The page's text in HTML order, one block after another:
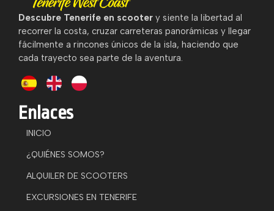
Descubre Tenerife en scooter y siente la libertad al
recorrer la costa, cruzar carreteras panorámicas y llegar
fácilmente a rincones únicos de la isla, haciendo que
cada trayecto sea parte de la aventura.
Enlaces
INICIO
¿QUIÉNES SOMOS?
ALQUILER DE SCOOTERS
EXCURSIONES EN TENERIFE